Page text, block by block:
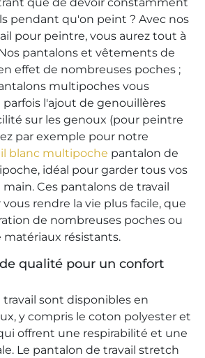
que de devoir constamment
pendant qu'on peint ? Avec nos
pour peintre, vous aurez tout à
pantalons et vêtements de
effet de nombreuses poches ;
multipoches vous
l'ajout de genouillères
sur les genoux (pour peintre
par exemple pour notre
blanc multipoche pantalon de
idéal pour garder tous vos
Ces pantalons de travail
rendre la vie plus facile, que
de nombreuses poches ou
résistants.
qualité pour un confort
sont disponibles en
y compris le coton polyester et
offrent une respirabilité et une
Le pantalon de travail stretch